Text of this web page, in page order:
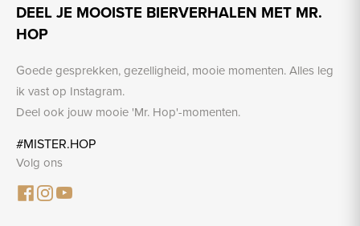
DEEL JE MOOISTE BIERVERHALEN MET MR.
HOP
Goede gesprekken, gezelligheid, mooie momenten. Alles leg
ik vast op Instagram.
Deel ook jouw mooie 'Mr. Hop'-momenten.
#MISTER.HOP
Volg ons